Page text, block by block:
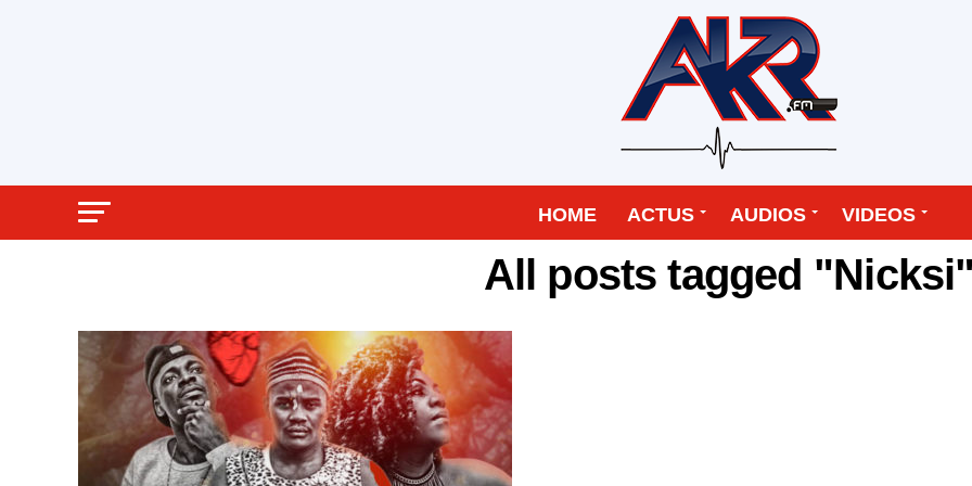
HOME ACTUS AUDIOS VIDEOS
All posts tagged